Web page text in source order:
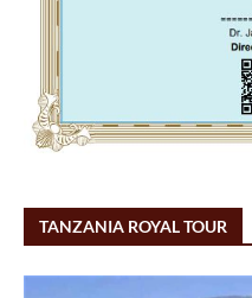
TANZANIA ROYAL TOUR